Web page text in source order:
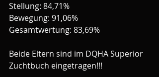
Stellung: 84,71%
Bewegung: 91,06%
Gesamtwertung: 83,69%
Beide Eltern sind im DQHA Superior
Zuchtbuch eingetragen!!!